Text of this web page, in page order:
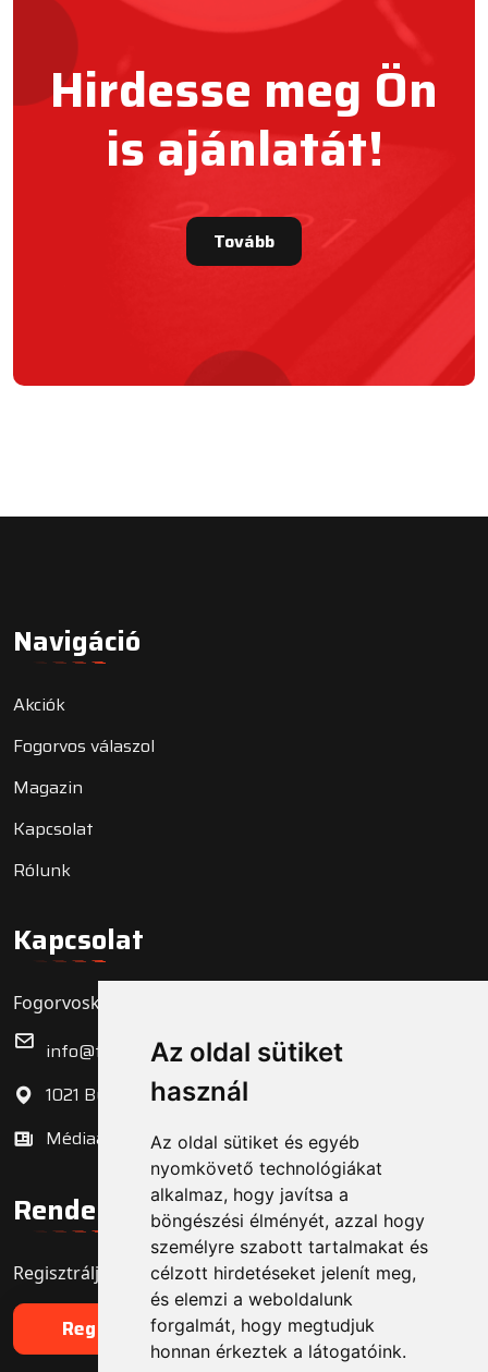
Az oldal sütiket
használ
Az oldal sütiket és egyéb
nyomkövető technológiákat
alkalmaz, hogy javítsa a
böngészési élményét, azzal hogy
személyre szabott tartalmakat és
célzott hirdetéseket jelenít meg,
és elemzi a weboldalunk
forgalmát, hogy megtudjuk
honnan érkeztek a látogatóink.
Hirdesse meg Ön
is ajánlatát!
Tovább
Navigáció
Akciók
Fogorvos válaszol
Magazin
Kapcsolat
Rólunk
Kapcsolat
Fogorvoskereső.hu Zrt.
info@fogorvoskereso.hu
1021 Budapest, Bécsi út 3-5.
Médiaajánlat
Rendelő regisztráció
Regisztrálja fogorvosi rendelőjét még ma!
Regisztráció